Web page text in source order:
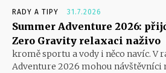
RADY A TIPY 31.7.2026
Summer Adventure 2026:
Zero Gravity relaxaci naživo
kromě sportu a vody i něco navíc. V
Adventure 2026 mohou návštěvníci